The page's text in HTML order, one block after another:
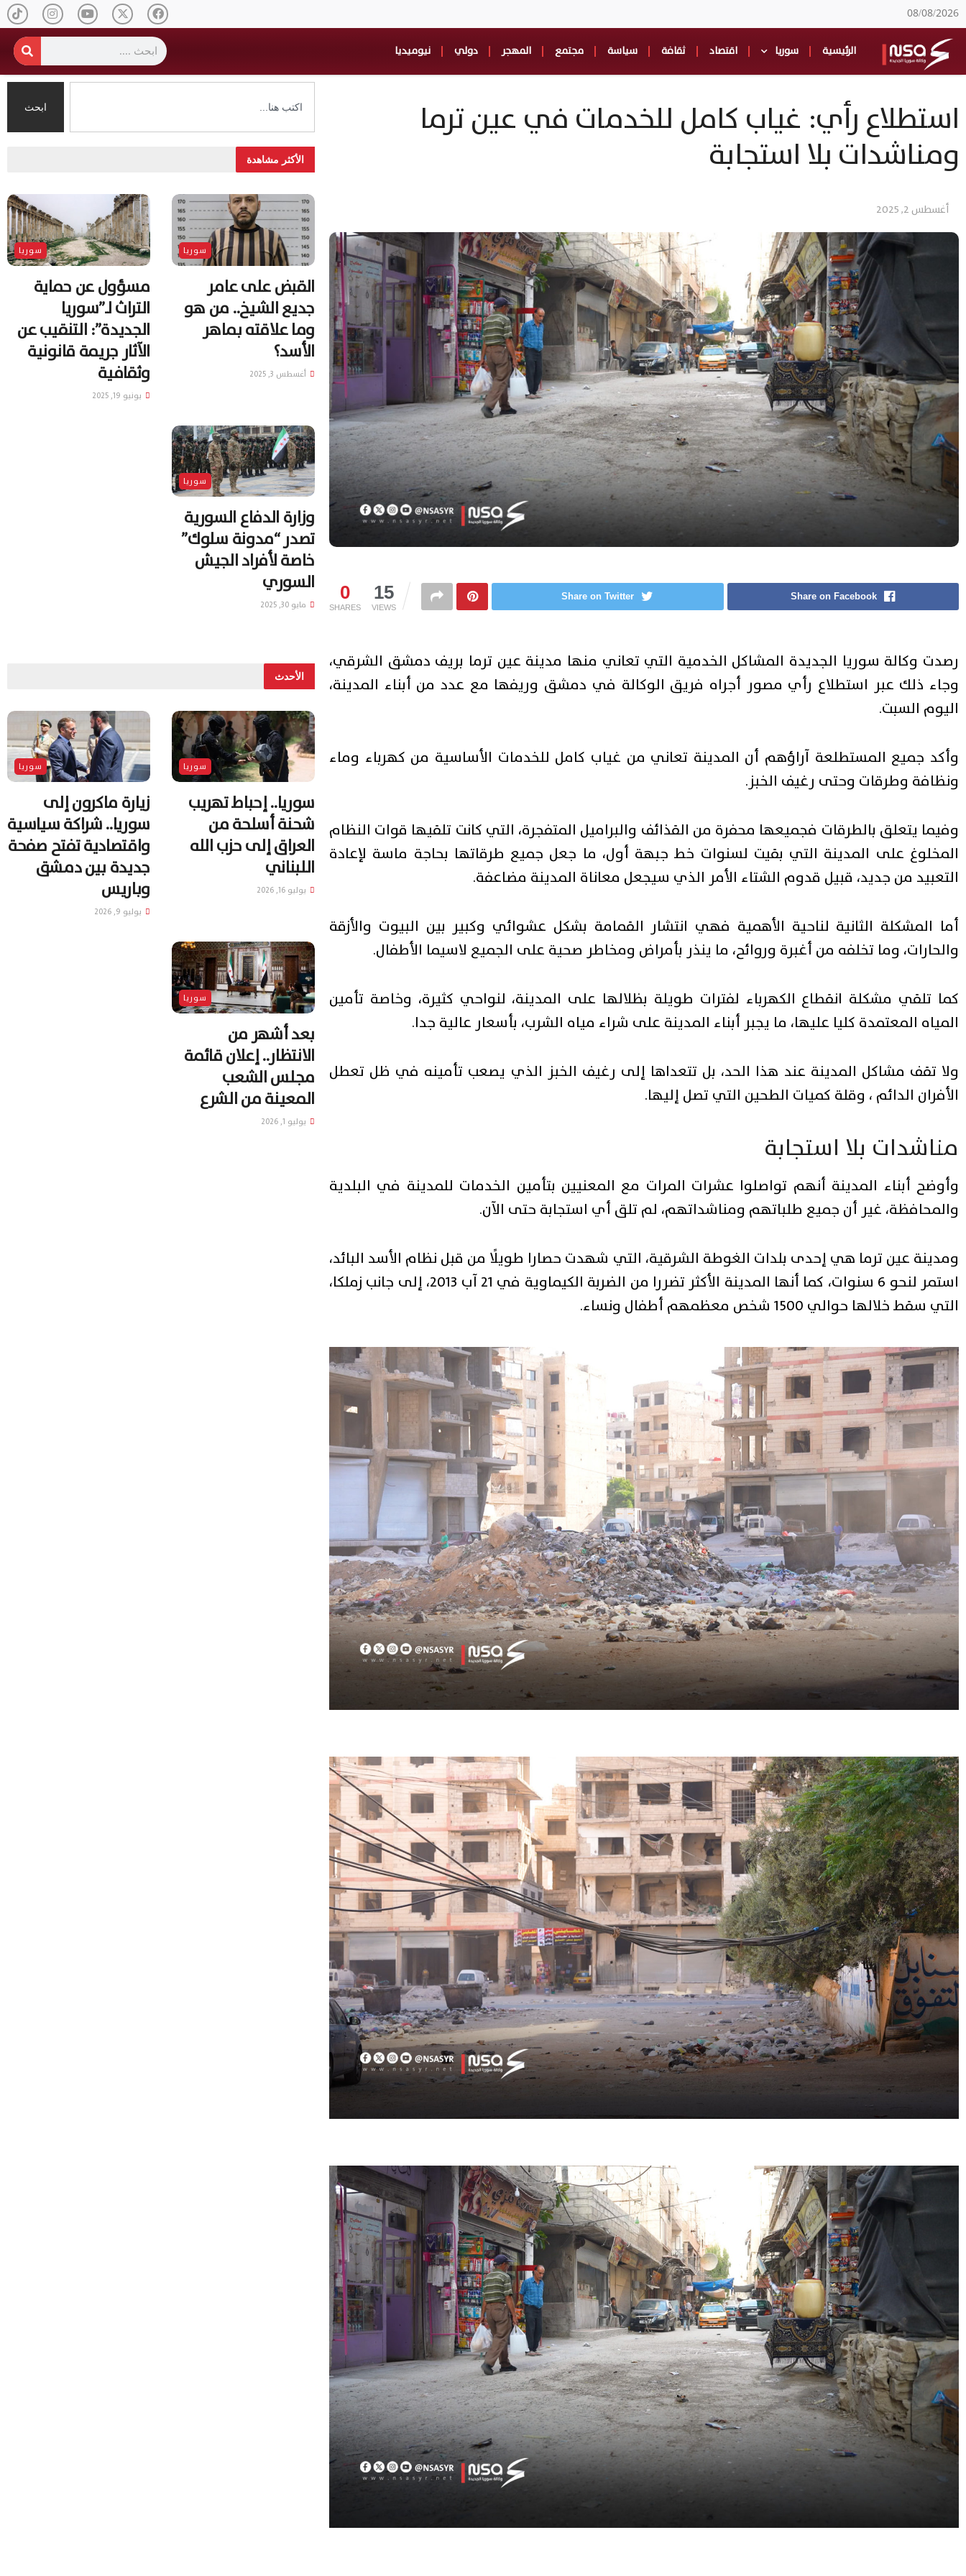
08/08/2026
الرئيسية سوريا اقتصاد ثقافة سياسة مجتمع المهجر دولي نيوميديا
استطلاع رأي: غياب كامل للخدمات في عين ترما
ومناشدات بلا استجابة
أغسطس 2, 2025
0
SHARES
15
VIEWS
Share on Facebook
Share on Twitter
رصدت وكالة سوريا الجديدة المشاكل الخدمية التي تعاني منها مدينة عين ترما بريف دمشق الشرقي،
وجاء ذلك عبر استطلاع رأي مصور أجراه فريق الوكالة في دمشق وريفها مع عدد من أبناء المدينة،
اليوم السبت.
وأكد جميع المستطلعة آراؤهم أن المدينة تعاني من غياب كامل للخدمات الأساسية من كهرباء وماء
ونظافة وطرقات وحتى رغيف الخبز.
وفيما يتعلق بالطرقات فجميعها محفرة من القذائف والبراميل المتفجرة، التي كانت تلقيها قوات النظام
المخلوغ على المدينة التي بقيت لسنوات خط جبهة أول، ما جعل جميع طرقاتها بحاجة ماسة لإعادة
التعبيد من جديد، قبيل قدوم الشتاء الأمر الذي سيجعل معاناة المدينة مضاعفة.
أما المشكلة الثانية لناحية الأهمية فهي انتشار القمامة بشكل عشوائي وكبير بين البيوت والأزقة
والحارات، وما تخلفه من أغبرة وروائح، ما ينذر بأمراض ومخاطر صحية على الجميع لاسيما الأطفال.
كما تلقي مشكلة انقطاع الكهرباء لفترات طويلة بظلالها على المدينة، لنواحي كثيرة، وخاصة تأمين
المياه المعتمدة كليا عليها، ما يجبر أبناء المدينة على شراء مياه الشرب، بأسعار عالية جدا.
ولا تقف مشاكل المدينة عند هذا الحد، بل تتعداها إلى رغيف الخبز الذي يصعب تأمينه في ظل تعطل
الأفران الدائم ، وقلة كميات الطحين التي تصل إليها.
مناشدات بلا استجابة
وأوضح أبناء المدينة أنهم تواصلوا عشرات المرات مع المعنيين بتأمين الخدمات للمدينة في البلدية
والمحافظة، غير أن جميع طلباتهم ومناشداتهم، لم تلق أي استجابة حتى الآن.
ومدينة عين ترما هي إحدى بلدات الغوطة الشرقية، التي شهدت حصارا طويلًا من قبل نظام الأسد البائد،
استمر لنحو 6 سنوات، كما أنها المدينة الأكثر تضررا من الضربة الكيماوية في 21 آب 2013، إلى جانب زملكا،
التي سقط خلالها حوالي 1500 شخص معظمهم أطفال ونساء.
ابحث
الأكثر مشاهدة
سوريا
القبض على عامر
جديع الشيخ.. من هو
وما علاقته بماهر
الأسد؟
أغسطس 3, 2025
سوريا
مسؤول عن حماية
التراث لـ”سوريا
الجديدة”: التنقيب عن
الآثار جريمة قانونية
وثقافية
يونيو 19, 2025
سوريا
وزارة الدفاع السورية
تصدر “مدونة سلوك”
خاصة لأفراد الجيش
السوري
مايو 30, 2025
الأحدث
سوريا
سوريا.. إحباط تهريب
شحنة أسلحة من
العراق إلى حزب الله
اللبناني
يوليو 16, 2026
سوريا
زيارة ماكرون إلى
سوريا.. شراكة سياسية
واقتصادية تفتح صفحة
جديدة بين دمشق
وباريس
يوليو 9, 2026
سوريا
بعد أشهر من
الانتظار.. إعلان قائمة
مجلس الشعب
المعينة من الشرع
يوليو 1, 2026